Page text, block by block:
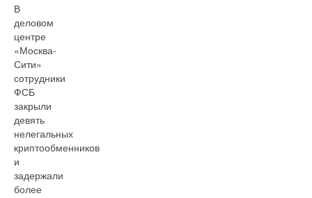
В
деловом
центре
«Москва-
Сити»
сотрудники
ФСБ
закрыли
девять
нелегальных
криптообменников
и
задержали
более